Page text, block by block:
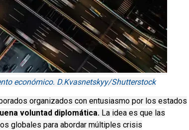
económico. D.Kvasnetskyy/Shutterstock
organizados con entusiasmo por los estados
voluntad diplomática. La idea es que las
globales para abordar múltiples crisis